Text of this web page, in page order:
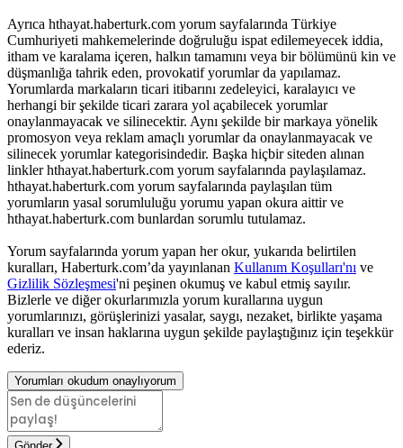
Ayrıca hthayat.haberturk.com yorum sayfalarında Türkiye
Cumhuriyeti mahkemelerinde doğruluğu ispat edilemeyecek iddia,
itham ve karalama içeren, halkın tamamını veya bir bölümünü kin ve
düşmanlığa tahrik eden, provokatif yorumlar da yapılamaz.
Yorumlarda markaların ticari itibarını zedeleyici, karalayıcı ve
herhangi bir şekilde ticari zarara yol açabilecek yorumlar
onaylanmayacak ve silinecektir. Aynı şekilde bir markaya yönelik
promosyon veya reklam amaçlı yorumlar da onaylanmayacak ve
silinecek yorumlar kategorisindedir. Başka hiçbir siteden alınan
linkler hthayat.haberturk.com yorum sayfalarında paylaşılamaz.
hthayat.haberturk.com yorum sayfalarında paylaşılan tüm
yorumların yasal sorumluluğu yorumu yapan okura aittir ve
hthayat.haberturk.com bunlardan sorumlu tutulamaz.
Yorum sayfalarında yorum yapan her okur, yukarıda belirtilen
kuralları, Haberturk.com’da yayınlanan Kullanım Koşulları'nı ve
Gizlilik Sözleşmesi'ni peşinen okumuş ve kabul etmiş sayılır.
Bizlerle ve diğer okurlarımızla yorum kurallarına uygun
yorumlarınızı, görüşlerinizi yasalar, saygı, nezaket, birlikte yaşama
kuralları ve insan haklarına uygun şekilde paylaştığınız için teşekkür
ederiz.
Yorumları okudum onaylıyorum